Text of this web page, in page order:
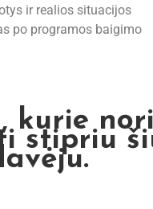
ir realios situacijos
po programos baigimo
kurie
stipriu